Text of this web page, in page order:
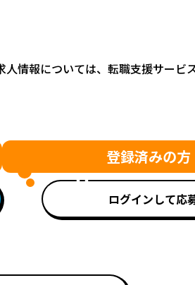
情報については、転職支援サービ
登録済みの方
ログインして応